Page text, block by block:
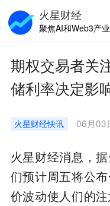
期权交易者关
储利率决定影
火星财经快讯 06月03
火星财经消息，
们预计周五将公
价波动使人们的
火星财经
聚焦AI和Web3产